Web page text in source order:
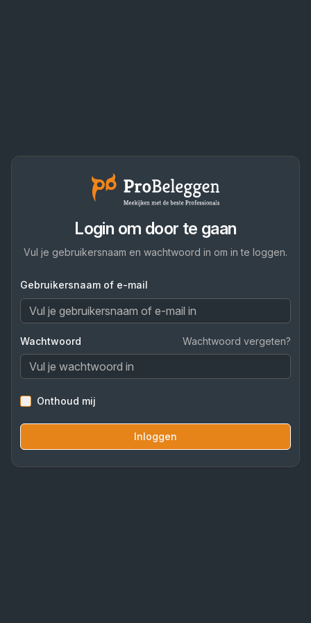
Login om door te gaan
Vul je gebruikersnaam en wachtwoord in om in te loggen.
Gebruikersnaam of e-mail
Wachtwoord Wachtwoord vergeten?
Onthoud mij
Inloggen